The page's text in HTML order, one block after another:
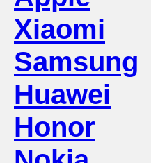
Xiaomi
Samsung
Huawei
Honor